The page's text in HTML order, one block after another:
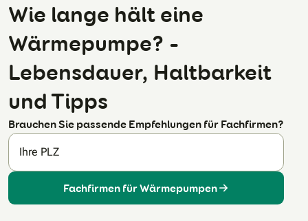
Wie lange hält eine
Wärmepumpe? –
Lebensdauer, Haltbarkeit
und Tipps
Brauchen Sie passende Empfehlungen für Fachfirmen?
Ihre PLZ
Fachfirmen für Wärmepumpen